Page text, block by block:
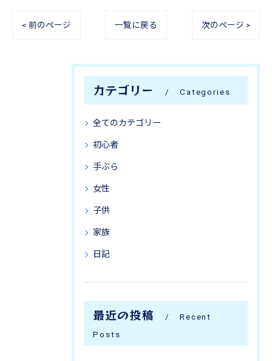
< 前のページ 一覧に戻る 次のページ >
カテゴリー Categories
全てのカテゴリー
初心者
手ぶら
女性
子供
家族
日記
最近の投稿
Recent
Posts